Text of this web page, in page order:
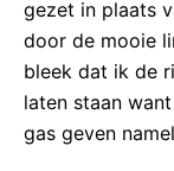
gezet in plaats
door de mooie
bleek dat ik de
laten staan
gas geven